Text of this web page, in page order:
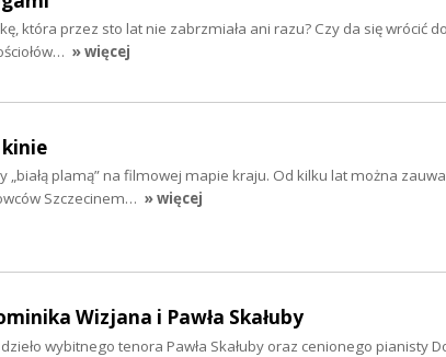
która przez sto lat nie zabrzmiała ani razu? Czy da się wrócić
» więcej
„białą plamą” na filmowej mapie kraju. Od kilku lat można
Szczecinem… » więcej
Wizjana i Pawła Skałuby
wybitnego tenora Pawła Skałuby oraz cenionego pianisty